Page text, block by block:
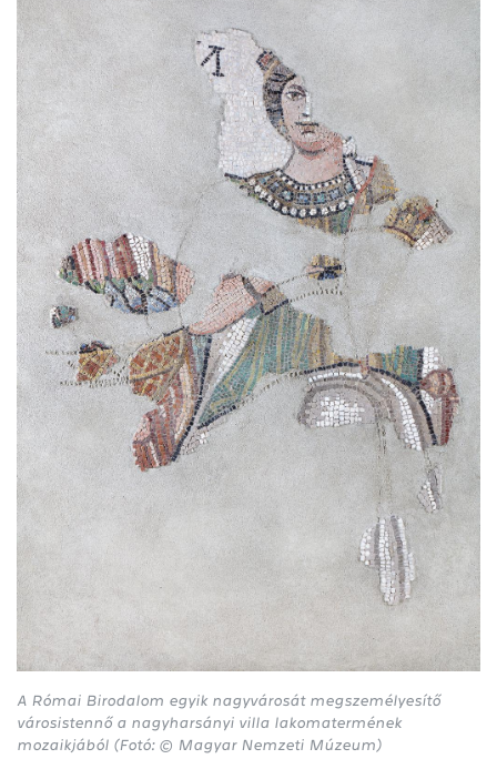
A Római Birodalom egyik nagyvárosát megszemélyesítő
városistennő a nagyharsányi villa lakomatermének
mozaikjából (Fotó: © Magyar Nemzeti Múzeum)